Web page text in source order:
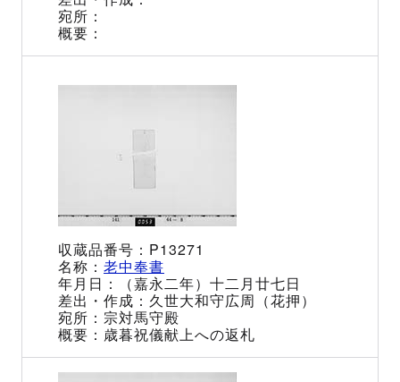
P13271
老中奉書
（嘉永二年）十二月廿七日
久世大和守広周（花押）
宗対馬守殿
歳暮祝儀献上への返札